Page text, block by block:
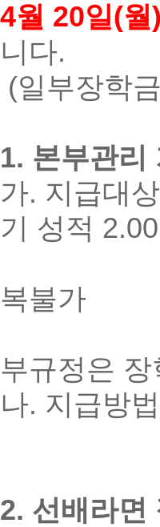
4월 20일(
니다.
(일부장학
1. 본부관리
가. 지급대
기 성적
※ 지급규
복불가
※ 성적
부규정은
나. 지급방
2. 선배라면